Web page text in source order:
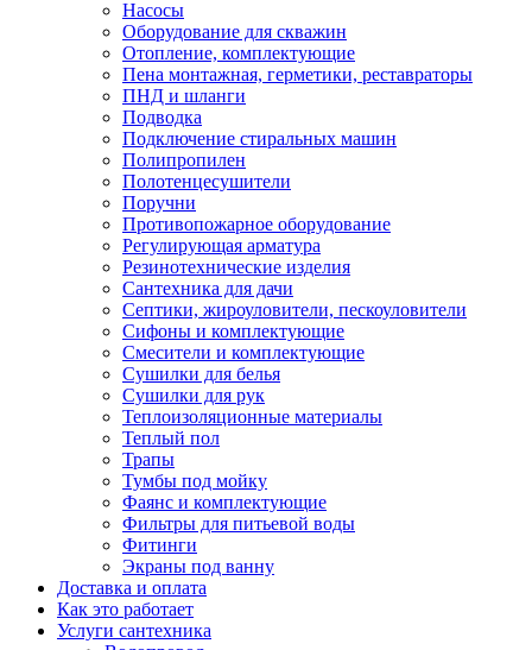
Насосы
Оборудование для скважин
Отопление, комплектующие
Пена монтажная, герметики, реставраторы
ПНД и шланги
Подводка
Подключение стиральных машин
Полипропилен
Полотенцесушители
Поручни
Противопожарное оборудование
Регулирующая арматура
Резинотехнические изделия
Сантехника для дачи
Септики, жироуловители, пескоуловители
Сифоны и комплектующие
Смесители и комплектующие
Сушилки для белья
Сушилки для рук
Теплоизоляционные материалы
Теплый пол
Трапы
Тумбы под мойку
Фаянс и комплектующие
Фильтры для питьевой воды
Фитинги
Экраны под ванну
Доставка и оплата
Как это работает
Услуги сантехника